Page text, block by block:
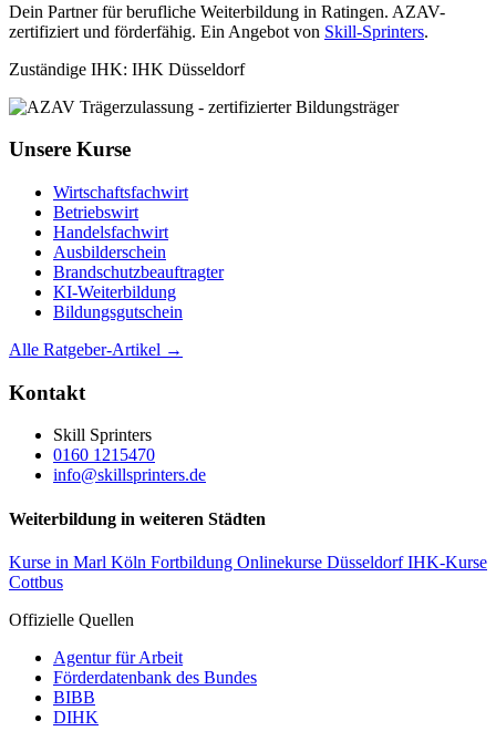
Dein Partner für berufliche Weiterbildung in Ratingen. AZAV-
zertifiziert und förderfähig. Ein Angebot von Skill-Sprinters.
Zuständige IHK: IHK Düsseldorf
Unsere Kurse
Wirtschaftsfachwirt
Betriebswirt
Handelsfachwirt
Ausbilderschein
Brandschutzbeauftragter
KI-Weiterbildung
Bildungsgutschein
Alle Ratgeber-Artikel →
Kontakt
Skill Sprinters
0160 1215470
info@skillsprinters.de
Weiterbildung in weiteren Städten
Kurse in Marl Köln Fortbildung Onlinekurse DüsseldorfIHK-Kurse
Cottbus
Offizielle Quellen
Agentur für Arbeit
Förderdatenbank des Bundes
BIBB
DIHK